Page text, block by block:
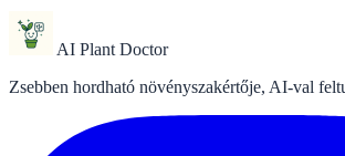
AI Plant Doctor
Zsebben hordható növényszakértője, AI-val